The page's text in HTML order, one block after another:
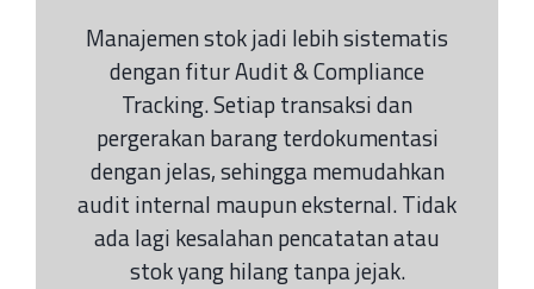
Manajemen stok jadi lebih sistematis
dengan fitur Audit & Compliance
Tracking. Setiap transaksi dan
pergerakan barang terdokumentasi
dengan jelas, sehingga memudahkan
audit internal maupun eksternal. Tidak
ada lagi kesalahan pencatatan atau
stok yang hilang tanpa jejak.